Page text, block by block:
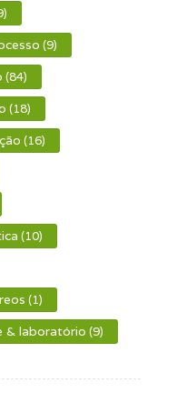
(9)
(84)
(18)
(16)
(10)
(1)
& laboratório (9)